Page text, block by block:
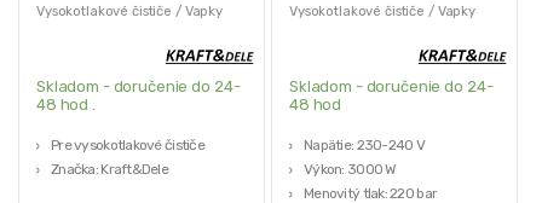
Vysokotlakové čističe / Vapky
Skladom - doručenie do 24-
48 hod .
Pre vysokotlakové čističe
Značka: Kraft&Dele
Vysokotlakové čističe / Vapky
Skladom - doručenie do 24-
48 hod
Napätie: 230-240 V
Výkon: 3000 W
Menovitý tlak: 220 bar